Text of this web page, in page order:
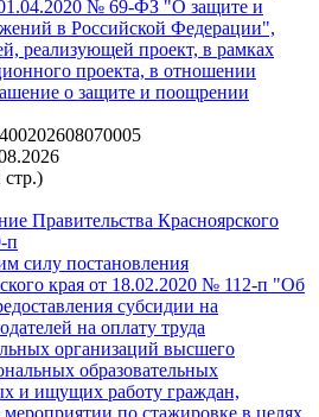
01.04.2020 № 69-ФЗ "О защите и
в Российской Федерации",
реализующей проект, в рамках
проекта, в отношении
о защите и поощрении
стр.)
Правительства Красноярского
п
силу постановления
края от 18.02.2020 № 112-п "Об
субсидии на
на оплату труда
организаций высшего
образовательных
и ищущих работу граждан,
по стажировке в целях